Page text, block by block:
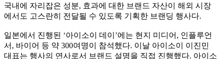
국내에 자리잡은 성분, 효과에 대한 브랜드 자산이 해외 시장
에서도 고스란히 전달될 수 있도록 기획한 브랜딩 행사다.
일본에서 진행된 ‘아이소이 데이’에는 현지 미디어, 인플루언
서, 바이어 등 약 300여명이 참석했다. 이날 아이소이 이진민
대표는 행사의 연사로서 브랜드 설명을 직접 진행했다. 아이소